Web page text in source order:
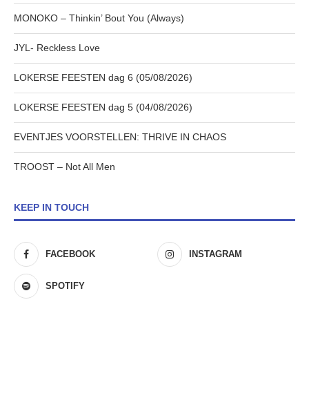
MONOKO – Thinkin’ Bout You (Always)
JYL- Reckless Love
LOKERSE FEESTEN dag 6 (05/08/2026)
LOKERSE FEESTEN dag 5 (04/08/2026)
EVENTJES VOORSTELLEN: THRIVE IN CHAOS
TROOST – Not All Men
KEEP IN TOUCH
FACEBOOK INSTAGRAM
SPOTIFY